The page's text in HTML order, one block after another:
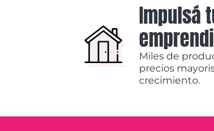
Impulsá
Miles de
precios
crecimiento.